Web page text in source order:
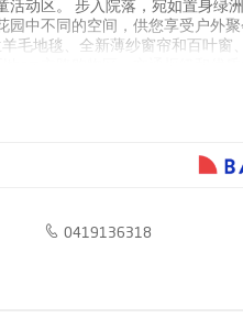
活动区。 步入院落，宛如置身绿
园中不同的空间，供您享受户外
毛地毯、全新薄纱窗帘和百叶
0419136318